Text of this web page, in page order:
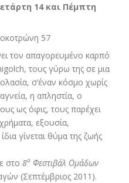
14 και Πέμπτη
57
τον απαγορευμένο καρπό
τους γύρω της σε μια
σ’έναν κόσμο χωρίς
η απληστία, ο
ως όφις, τους παρέχει
εξουσία,
γίνεται θύμα της ζωής
στο8ο Φεστιβάλ Ομάδων
(Σεπτέμβριος 2011).